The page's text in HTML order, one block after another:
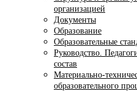
организацией
Документы
Образование
Образовательные
Руководство.
состав
Материально-
образовательного